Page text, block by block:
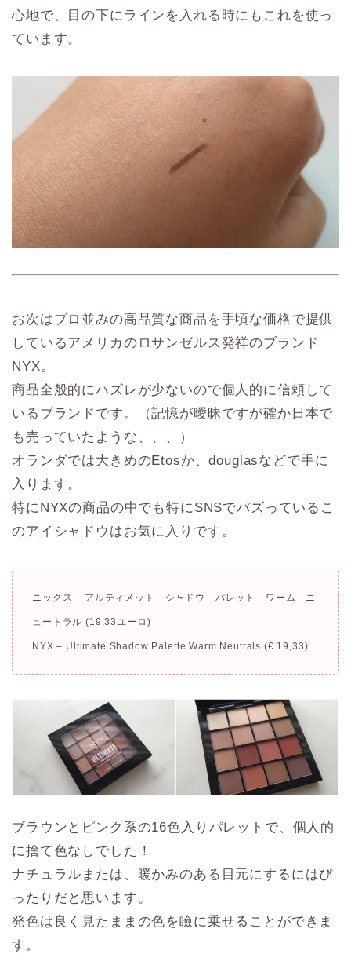
心地で、目の下にラインを入れる時にもこれを使っ
ています。
お次はプロ並みの高品質な商品を手頃な価格で提供
しているアメリカのロサンゼルス発祥のブランド
NYX。
商品全般的にハズレが少ないので個人的に信頼して
いるブランドです。（記憶が曖昧ですが確か日本で
も売っていたような、、、）
オランダでは大きめのEtosか、douglasなどで手に
入ります。
特にNYXの商品の中でも特にSNSでバズっているこ
のアイシャドウはお気に入りです。
ニックス – アルティメット シャドウ パレット ワーム ニ
ュートラル (19,33ユーロ)
NYX – Ultimate Shadow Palette Warm Neutrals (€ 19,33)
ブラウンとピンク系の16色入りパレットで、個人的
に捨て色なしでした！
ナチュラルまたは、暖かみのある目元にするにはぴ
ったりだと思います。
発色は良く見たままの色を瞼に乗せることができま
す。